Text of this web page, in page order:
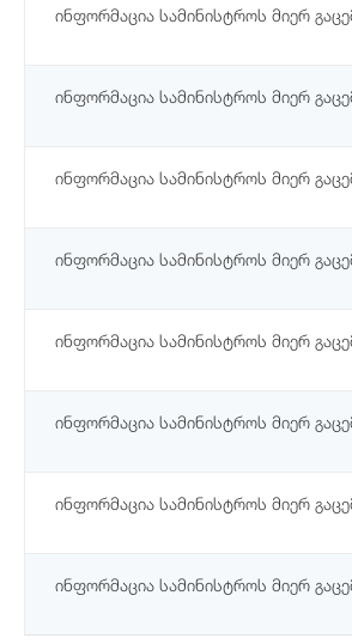
ინფორმაცია სამინისტროს მიერ
ინფორმაცია სამინისტროს მიერ
ინფორმაცია სამინისტროს მიერ
ინფორმაცია სამინისტროს მიერ
ინფორმაცია სამინისტროს მიერ
ინფორმაცია სამინისტროს მიერ
ინფორმაცია სამინისტროს მიერ
ინფორმაცია სამინისტროს მიერ